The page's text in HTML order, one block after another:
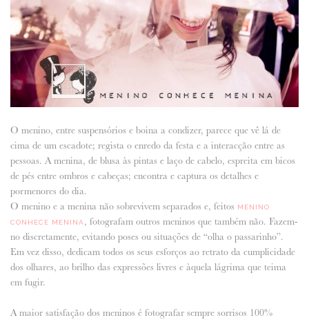
ANUNCIE CONNOSCO
O menino, entre suspensórios e boina a condizer, parece que vê lá de
cima de um escadote; regista o enredo da festa e a interacção entre as
pessoas. A menina, de blusa às pintas e laço de cabelo, espreita em bicos
de pés entre ombros e cabeças; encontra e captura os detalhes e
pormenores do dia.
O menino e a menina não sobrevivem separados e, feitos MENINO
CONHECE MENINA , fotografam outros meninos que também não. Fazem-
no discretamente, evitando poses ou situações de “olha o passarinho”.
Em vez disso, dedicam todos os seus esforços ao retrato da cumplicidade
dos olhares, ao brilho das expressões livres e àquela lágrima que teima
em fugir.
A maior satisfação dos meninos é fotografar sempre sorrisos 100%